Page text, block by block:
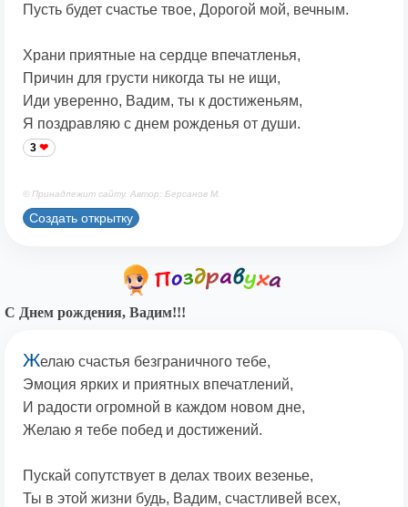
Пусть будет счастье твое, Дорогой мой, вечным.
Храни приятные на сердце впечатленья,
Причин для грусти никогда ты не ищи,
Иди уверенно, Вадим, ты к достиженьям,
Я поздравляю с днем рожденья от души.
3
© Принадлежит сайту. Автор: Берсанов М.
Создать открытку
С Днем рождения, Вадим!!!
Желаю счастья безграничного тебе,
Эмоция ярких и приятных впечатлений,
И радости огромной в каждом новом дне,
Желаю я тебе побед и достижений.
Пускай сопутствует в делах твоих везенье,
Ты в этой жизни будь, Вадим, счастливей всех,